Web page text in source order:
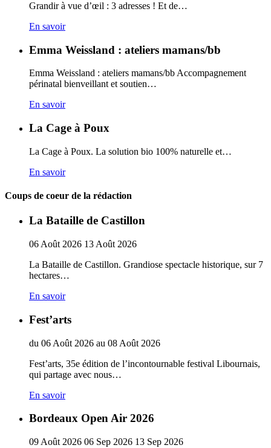
Grandir à vue d’œil : 3 adresses ! Et de…
En savoir
Emma Weissland : ateliers mamans/bb
Emma Weissland : ateliers mamans/bb Accompagnement
périnatal bienveillant et soutien…
En savoir
La Cage à Poux
La Cage à Poux. La solution bio 100% naturelle et…
En savoir
Coups de coeur de la rédaction
La Bataille de Castillon
06 Août 2026 13 Août 2026
La Bataille de Castillon. Grandiose spectacle historique, sur 7
hectares…
En savoir
Fest’arts
du 06 Août 2026 au 08 Août 2026
Fest’arts, 35e édition de l’incontournable festival Libournais,
qui partage avec nous…
En savoir
Bordeaux Open Air 2026
09 Août 2026 06 Sep 2026 13 Sep 2026